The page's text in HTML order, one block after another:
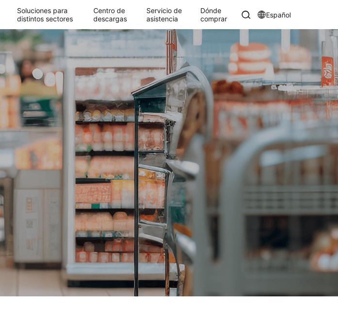
Soluciones para
distintos sectores
Centro de
descargas
Servicio de
asistencia
Dónde
comprar
Español